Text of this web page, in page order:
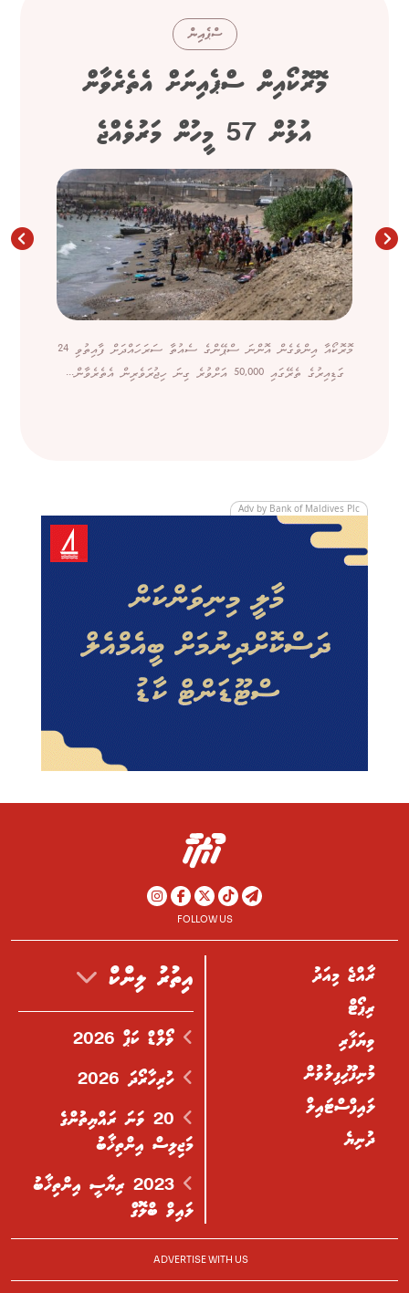
ސްޕެއިން
މޮރޮކޯއިން ސްޕެއިނަށް އެތެރެވާން
އުޅުން 57 މީހުން މަރުވެއްޖެ
މޮރޮކޯއާ އިންވެގެން އޮންނަ ސްޕޭންގެ ސެއުތާ ސަރަހައްދަށް ފާއިތުވި 24
ގަޑިއިރުގެ ތެރޭގައި 50,000 އަށްވުރެ ގިނަ ހިޖުރަވެރިން އެތެރެވާން...
Adv by Bank of Maldives Plc
FOLLOW US
ރާއްޖެ މިއަދު
ރިޕޯޓް
ވިޔަފާރި
މުނިފޫހިފިލުވުން
ލައިފްސްޓައިލް
ދުނިޔެ
އިތުރު ލިންކް
ވޯލްޑް ކަޕް 2026
ހުރިހާރޯދަ 2026
20 ވަނަ ރައްޔިތުންގެ
މަޖިލިސް އިންތިޚާބު
2023 ރިޔާސީ އިންތިޚާބު
ލައިވް ބްލޮގް
ADVERTISE WITH US